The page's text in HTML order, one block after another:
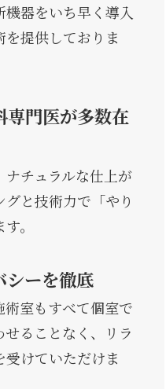
器をいち早く導入
を提供しておりま
専門医が多数在
チュラルな仕上が
と技術力で「やり
。
シーを徹底
室もすべて個室で
ることなく、リラ
受けていただけま